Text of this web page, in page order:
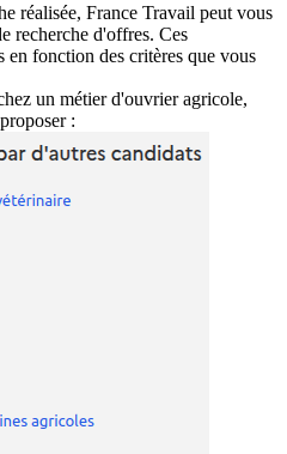
réalisée, France Travail peut vous
recherche d'offres. Ces
en fonction des critères que vous
un métier d'ouvrier agricole,
: